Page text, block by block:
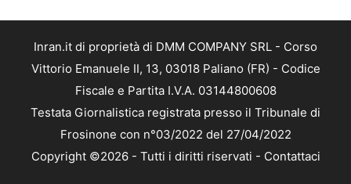
Inran.it di proprietà di DMM COMPANY SRL - Corso
Vittorio Emanuele II, 13, 03018 Paliano (FR) - Codice
Fiscale e Partita I.V.A. 03144800608
Testata Giornalistica registrata presso il Tribunale di
Frosinone con n°03/2022 del 27/04/2022
Copyright ©2026 - Tutti i diritti riservati - Contattaci